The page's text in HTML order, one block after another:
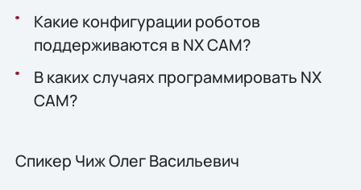
Какие конфигурации роботов
поддерживаются в NX CAM?
В каких случаях программировать NX
CAM?
Спикер Чиж Олег Васильевич